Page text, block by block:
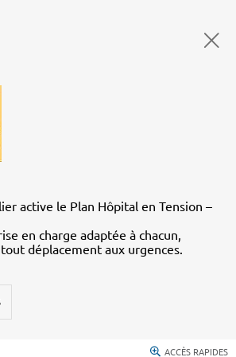
active le Plan Hôpital en Tension –
en charge adaptée à chacun,
déplacement aux urgences.
ACCÈS RAPIDES